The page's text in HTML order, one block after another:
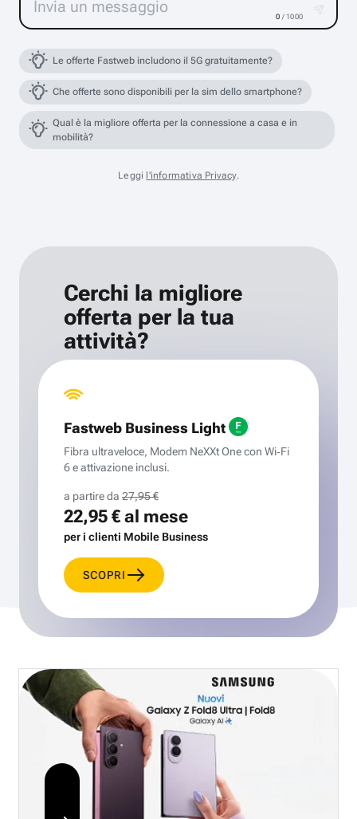
0 / 1000
Le offerte Fastweb includono il 5G gratuitamente?
Che offerte sono disponibili per la sim dello smartphone?
Qual è la migliore offerta per la connessione a casa e in
mobilità?
Leggi l'informativa Privacy.
Cerchi la migliore
offerta per la tua
attività?
Fastweb Business Light
Fibra ultraveloce, Modem NeXXt One con Wi‑Fi
6 e attivazione inclusi.
a partire da 27,95 €
22,95 €al mese
per i clienti Mobile Business
SCOPRI